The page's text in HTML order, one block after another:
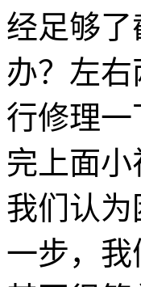
经足够
办？左
行修理
完上面
我们认
一步，